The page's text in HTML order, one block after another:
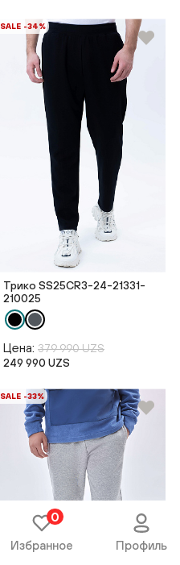
SALE -34%
Трико SS25CR3-24-21331-
210025
Цена: 379 990 UZS
249 990 UZS
SALE -33%
Избранное
0
Профиль